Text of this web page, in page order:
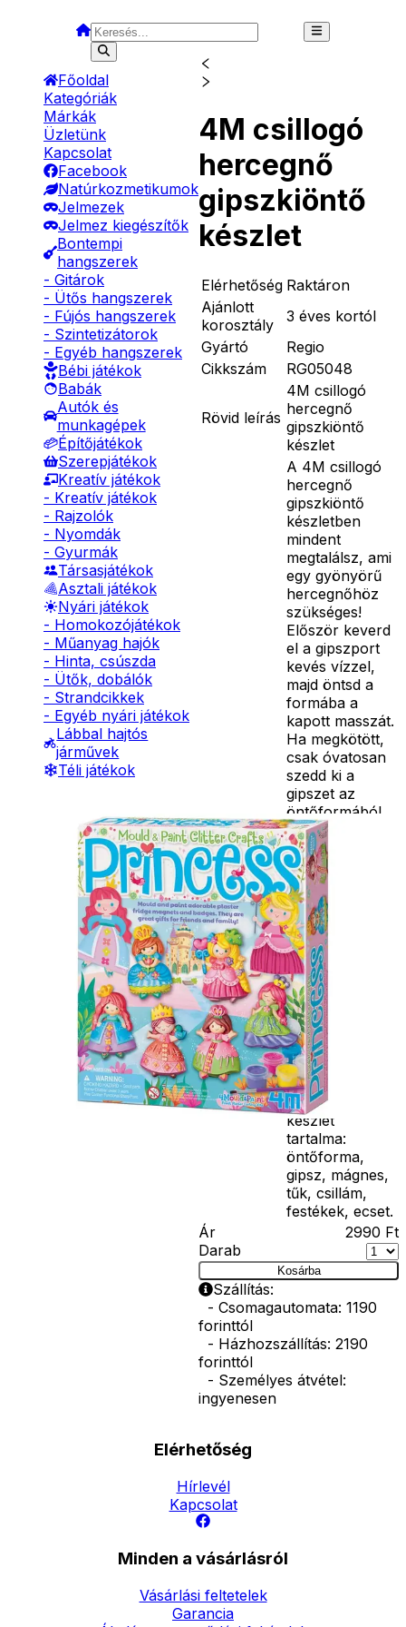
Főoldal
Kategóriák
Márkák
Üzletünk
Kapcsolat
Facebook
Natúrkozmetikumok
Jelmezek
Jelmez kiegészítők
Bontempi
hangszerek
- Gitárok
- Ütős hangszerek
- Fújós hangszerek
- Szintetizátorok
- Egyéb hangszerek
Bébi játékok
Babák
Autók és
munkagépek
Építőjátékok
Szerepjátékok
Kreatív játékok
- Kreatív játékok
- Rajzolók
- Nyomdák
- Gyurmák
Társasjátékok
Asztali játékok
Nyári játékok
- Homokozójátékok
- Műanyag hajók
- Hinta, csúszda
- Ütők, dobálók
- Strandcikkek
- Egyéb nyári játékok
Lábbal hajtós
járművek
Téli játékok
4M csillogó
hercegnő
gipszkiöntő
készlet
Elérhetőség Raktáron
Ajánlott
korosztály
3 éves kortól
Gyártó
Regio
Cikkszám
RG05048
Rövid leírás
4M csillogó
hercegnő
gipszkiöntő
készlet
Részletes
leírás
A 4M csillogó
hercegnő
gipszkiöntő
készletben
mindent
megtalálsz, ami
egy gyönyörű
hercegnőhöz
szükséges!
Először keverd
el a gipszport
kevés vízzel,
majd öntsd a
formába a
kapott masszát.
Ha megkötött,
csak óvatosan
szedd ki a
gipszet az
öntőformából,
és már csak ki
kell festened és
be kell
csillámoznod,
hogy kész
legyenek a
csillogó
hercegnők! A
hercegnők
hátára
mágneses
csíkot is tudsz
ragasztani. A
4M csillogó
hercegnő
gipszkiöntő
készlet
tartalma:
öntőforma,
gipsz, mágnes,
tűk, csillám,
festékek, ecset.
Ár
2990 Ft
Darab
Kosárba
Szállítás:
- Csomagautomata: 1190
forinttól
- Házhozszállítás: 2190
forinttól
- Személyes átvétel:
ingyenesen
Elérhetőség
Hírlevél
Kapcsolat
Minden a vásárlásról
Vásárlási feltetelek
Garancia